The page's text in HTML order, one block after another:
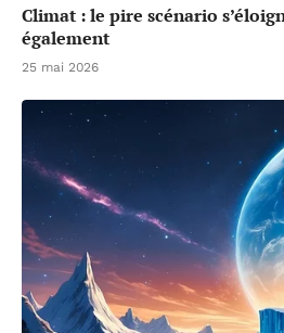
Climat : le pire scénario
également
25 mai 2026